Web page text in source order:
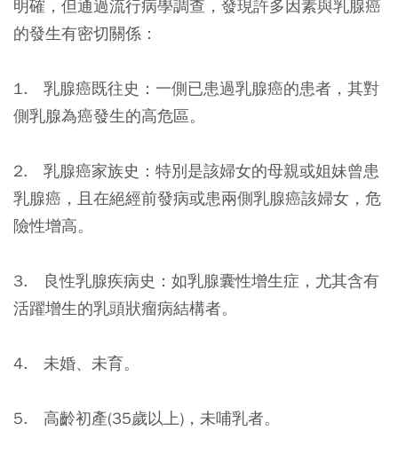
明確，但通過流行病學調查，發現許多因素與乳腺癌
的發生有密切關係：
1. 乳腺癌既往史：一側已患過乳腺癌的患者，其對
側乳腺為癌發生的高危區。
2. 乳腺癌家族史：特別是該婦女的母親或姐妹曾患
乳腺癌，且在絕經前發病或患兩側乳腺癌該婦女，危
險性增高。
3. 良性乳腺疾病史：如乳腺囊性增生症，尤其含有
活躍增生的乳頭狀瘤病結構者。
4. 未婚、未育。
5. 高齡初產(35歲以上)，未哺乳者。